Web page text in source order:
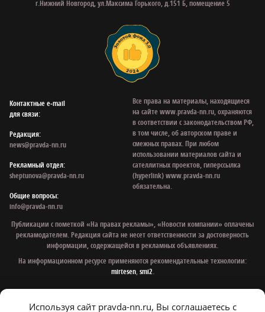
г.Нижний Новгород, ул.Максима Горького, д.151 Б, помещение 5
Контактные e‑mail
для связи:
Редакция:
news@pravda-nn.ru
Рекламный отдел:
sheptunova@pravda-nn.ru
Общие вопросы:
info@pravda-nn.ru
Все права на материалы, находящиеся
на сайте www.pravda-nn.ru, охраняются
в соответствии с законодательством РФ,
в том числе, об авторском праве и
смежных правах. При любом
использовании материалов сайта и
сателлитных проектов, гиперссылка
(hyperlink) www.pravda-nn.ru
обязательна.
Публикации с пометкой «На правах рекламы», «Новости компании» оплачены
рекламодателем. Редакция сайта не несет ответственности за достоверность
информации, содержащейся в рекламных объявлениях.
На информационном ресурсе применяются рекомендательные технологии:
mirtesen,smi2.
Используя сайт pravda-nn.ru, Вы соглашаетесь с